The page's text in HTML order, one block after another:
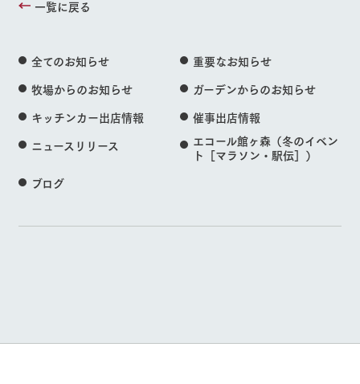
一覧に戻る
全てのお知らせ
重要なお知らせ
牧場からのお知らせ
ガーデンからのお知らせ
キッチンカー出店情報
催事出店情報
ニュースリリース
エコール館ヶ森（冬のイベン
ト［マラソン・駅伝］）
ブログ